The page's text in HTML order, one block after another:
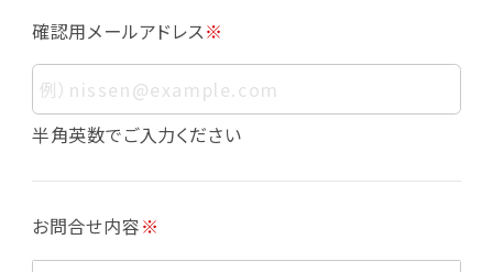
下の通りであり、これらの目的達成の範囲を超
えてお客様の個人情報を利用することはありま
せん。
・会員登録者の個人認証
・会員ポイントプログラムの運営
・メールマガジンの配信
・本サービスに関する規約等の変更の通知
確認用メールアドレス※
半角英数でご入力ください
お問合せ内容※